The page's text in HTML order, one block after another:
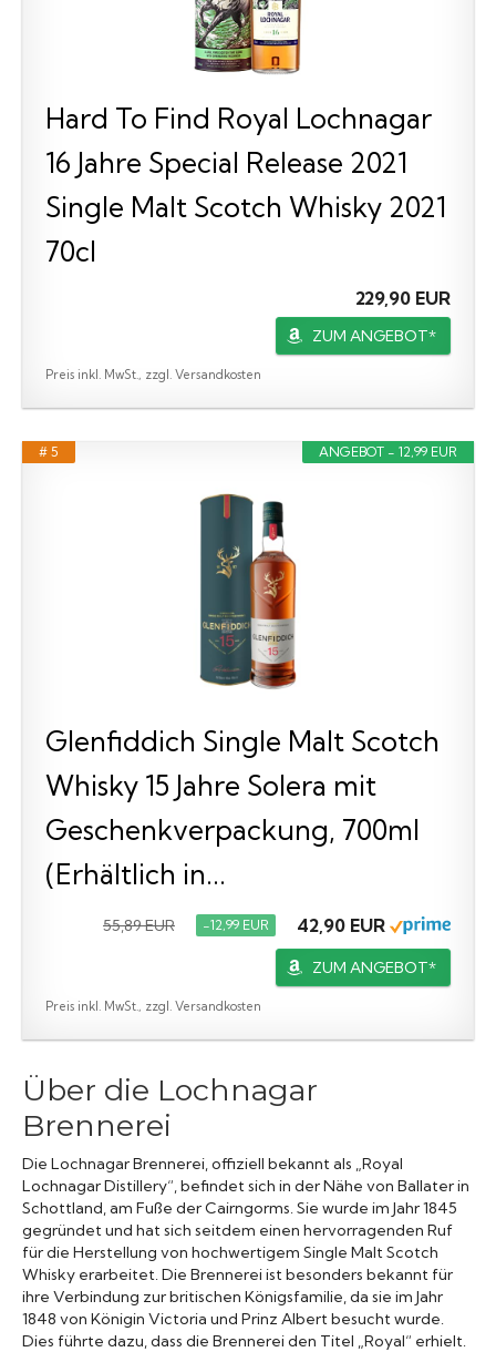
Hard To Find Royal Lochnagar
16 Jahre Special Release 2021
Single Malt Scotch Whisky 2021
70cl
229,90 EUR
ZUM ANGEBOT*
Preis inkl. MwSt., zzgl. Versandkosten
ANGEBOT - 12,99 EUR
# 5
Glenfiddich Single Malt Scotch
Whisky 15 Jahre Solera mit
Geschenkverpackung, 700ml
(Erhältlich in...
55,89 EUR −12,99 EUR 42,90 EUR
ZUM ANGEBOT*
Preis inkl. MwSt., zzgl. Versandkosten
Über die Lochnagar
Brennerei
Die Lochnagar Brennerei, offiziell bekannt als „Royal
Lochnagar Distillery“, befindet sich in der Nähe von Ballater in
Schottland, am Fuße der Cairngorms. Sie wurde im Jahr 1845
gegründet und hat sich seitdem einen hervorragenden Ruf
für die Herstellung von hochwertigem Single Malt Scotch
Whisky erarbeitet. Die Brennerei ist besonders bekannt für
ihre Verbindung zur britischen Königsfamilie, da sie im Jahr
1848 von Königin Victoria und Prinz Albert besucht wurde.
Dies führte dazu, dass die Brennerei den Titel „Royal“ erhielt.